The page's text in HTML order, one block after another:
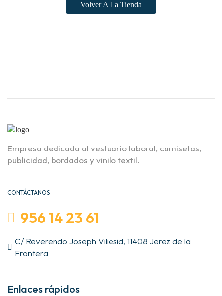
Volver A La Tienda
Empresa dedicada al vestuario laboral, camisetas,
publicidad, bordados y vinilo textil.
CONTÁCTANOS
956 14 23 61
C/ Reverendo Joseph Viliesid, 11408 Jerez de la
Frontera
Enlaces rápidos